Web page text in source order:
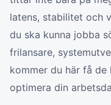
latens, stabilitet och
du ska kunna jobba
frilansare,
kommer du här få
optimera din